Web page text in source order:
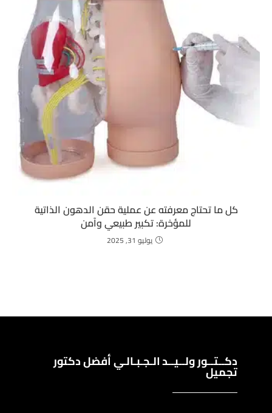
كل ما تحتاج معرفته عن عملية حقن الدهون الذاتية
للمؤخرة: تكبير طبيعي وآمن
يوليو 31, 2025
دكــتــور ولــيــد الـجـبـالـي أفضل دكتور
تجميل